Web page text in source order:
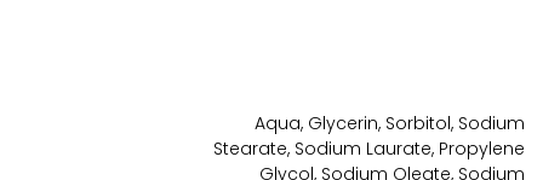
Aqua, Glycerin, Sorbitol, Sodium
Stearate, Sodium Laurate, Propylene
Glycol, Sodium Oleate, Sodium